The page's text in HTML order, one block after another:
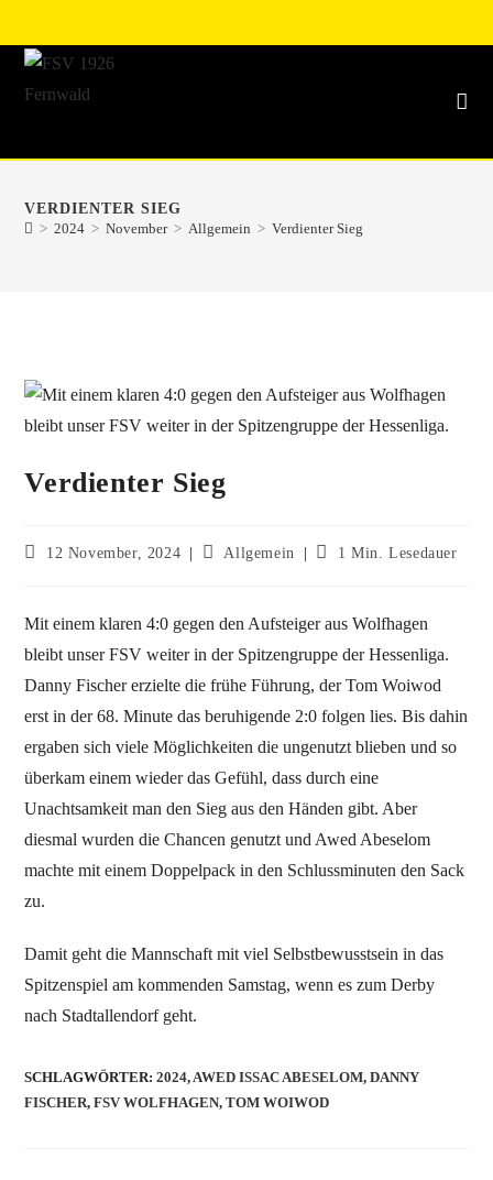
VERDIENTER SIEG
> 2024 > November > Allgemein > Verdienter Sieg
Verdienter Sieg
12 November, 2024 Allgemein 1 Min. Lesedauer
Mit einem klaren 4:0 gegen den Aufsteiger aus Wolfhagen
bleibt unser FSV weiter in der Spitzengruppe der Hessenliga.
Danny Fischer erzielte die frühe Führung, der Tom Woiwod
erst in der 68. Minute das beruhigende 2:0 folgen lies. Bis dahin
ergaben sich viele Möglichkeiten die ungenutzt blieben und so
überkam einem wieder das Gefühl, dass durch eine
Unachtsamkeit man den Sieg aus den Händen gibt. Aber
diesmal wurden die Chancen genutzt und Awed Abeselom
machte mit einem Doppelpack in den Schlussminuten den Sack
zu.
Damit geht die Mannschaft mit viel Selbstbewusstsein in das
Spitzenspiel am kommenden Samstag, wenn es zum Derby
nach Stadtallendorf geht.
SCHLAGWÖRTER:2024,AWED ISSAC ABESELOM, DANNY
FISCHER, FSV WOLFHAGEN, TOM WOIWOD